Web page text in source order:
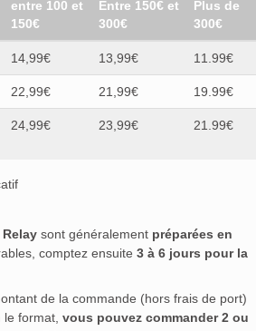
entre 100 et
150€
Entre 150€ et
300€
Plus de
300€
14,99€ 13,99€ 11.99€
22,99€ 21,99€ 19.99€
24,99€ 23,99€ 21.99€
sont généralement préparées en
comptez ensuite 3 à 6 jours pour la
de la commande (hors frais de port)
format, vous pouvez commander 2 ou